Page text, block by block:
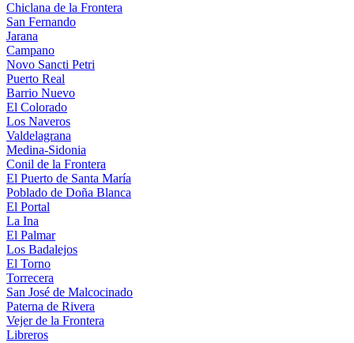
Chiclana de la Frontera
San Fernando
Jarana
Campano
Novo Sancti Petri
Puerto Real
Barrio Nuevo
El Colorado
Los Naveros
Valdelagrana
Medina-Sidonia
Conil de la Frontera
El Puerto de Santa María
Poblado de Doña Blanca
El Portal
La Ina
El Palmar
Los Badalejos
El Torno
Torrecera
San José de Malcocinado
Paterna de Rivera
Vejer de la Frontera
Libreros